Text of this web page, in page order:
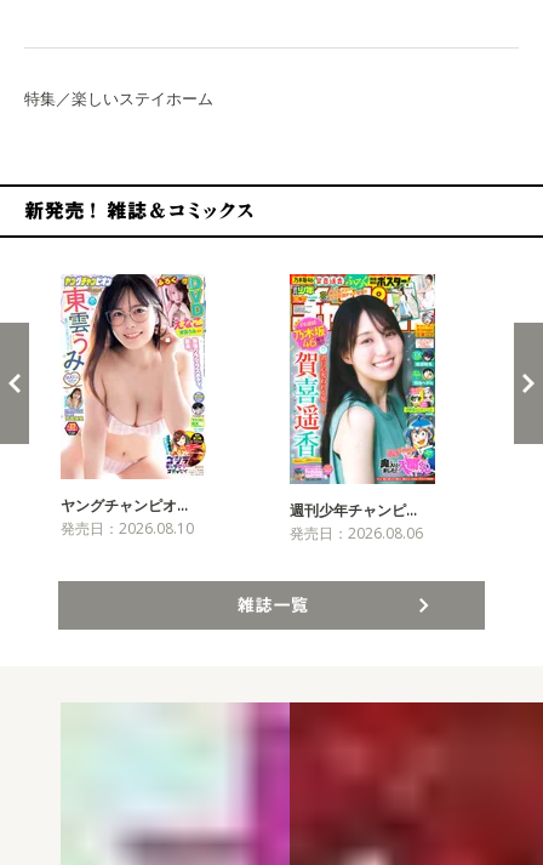
特集／楽しいステイホーム
ヤングチャンピオ…
発売日：2026.08.10
週刊少年チャンピ…
発売日：2026.08.06